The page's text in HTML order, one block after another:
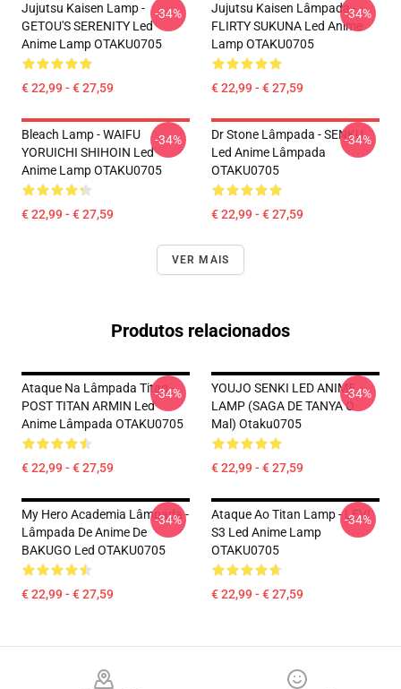
Jujutsu Kaisen Lamp -
GETOU'S SERENITY Led
Anime Lamp OTAKU0705
€ 22,99 - € 27,59
-34%
Jujutsu Kaisen Lâmpada -
FLIRTY SUKUNA Led Anime
Lamp OTAKU0705
€ 22,99 - € 27,59
-34%
Bleach Lamp - WAIFU
YORUICHI SHIHOIN Led
Anime Lamp OTAKU0705
€ 22,99 - € 27,59
-34%
Dr Stone Lâmpada - SENKU
Led Anime Lâmpada
OTAKU0705
€ 22,99 - € 27,59
-34%
VER MAIS
Produtos relacionados
Ataque Na Lâmpada Titan -
POST TITAN ARMIN Led
Anime Lâmpada OTAKU0705
€ 22,99 - € 27,59
-34%
YOUJO SENKI LED ANIME
LAMP (SAGA DE TANYA O
Mal) Otaku0705
€ 22,99 - € 27,59
-34%
My Hero Academia Lâmpada -
Lâmpada De Anime De
BAKUGO Led OTAKU0705
€ 22,99 - € 27,59
-34%
Ataque Ao Titan Lamp - LEVI
S3 Led Anime Lamp
OTAKU0705
€ 22,99 - € 27,59
-34%